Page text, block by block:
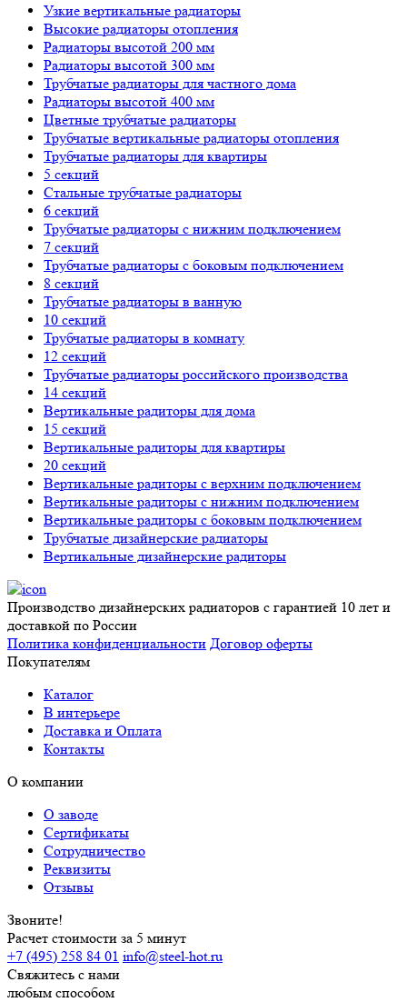
Узкие вертикальные радиаторы
Высокие радиаторы отопления
Радиаторы высотой 200 мм
Радиаторы высотой 300 мм
Трубчатые радиаторы для частного дома
Радиаторы высотой 400 мм
Цветные трубчатые радиаторы
Трубчатые вертикальные радиаторы отопления
Трубчатые радиаторы для квартиры
5 секций
Стальные трубчатые радиаторы
6 секций
Трубчатые радиаторы с нижним подключением
7 секций
Трубчатые радиаторы с боковым подключением
8 секций
Трубчатые радиаторы в ванную
10 секций
Трубчатые радиаторы в комнату
12 секций
Трубчатые радиаторы российского производства
14 секций
Вертикальные радиторы для дома
15 секций
Вертикальные радиторы для квартиры
20 секций
Вертикальные радиторы с верхним подключением
Вертикальные радиторы с нижним подключением
Вертикальные радиторы с боковым подключением
Трубчатые дизайнерские радиаторы
Вертикальные дизайнерские радиторы
Производство дизайнерских радиаторов с гарантией 10 лет и
доставкой по России
Политика конфиденциальности Договор оферты
Покупателям
Каталог
В интерьере
Доставка и Оплата
Контакты
О компании
О заводе
Сертификаты
Сотрудничество
Реквизиты
Отзывы
Звоните!
Расчет стоимости за 5 минут
+7 (495) 258 84 01 info@steel-hot.ru
Свяжитесь с нами
любым способом